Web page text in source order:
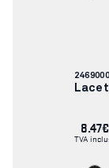
Numéro
8.47€
TVA